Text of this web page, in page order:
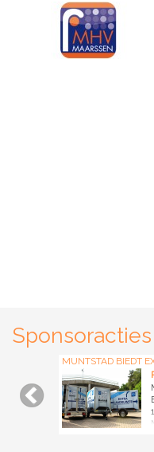
Sponsoracties
MUNTSTAD BIEDT